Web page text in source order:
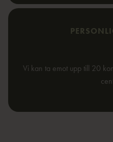
Vi kan ta emot upp till 20